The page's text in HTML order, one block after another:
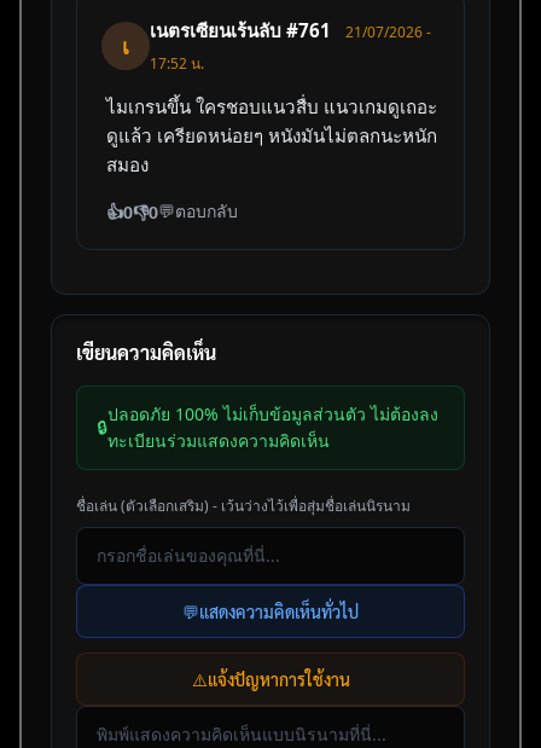
เ
เนตรเซียนเร้นลับ #761
21/07/2026 -
17:52 น.
ไมเกรนขึ้น ใครชอบแนวสื่บ แนวเกมดูเถอะ
ดูแล้ว เครียดหน่อยๆ หนังมันไม่ตลกนะหนัก
สมอง
👍0👎0💬ตอบกลับ
เขียนความคิดเห็น
🔒
ปลอดภัย 100% ไม่เก็บข้อมูลส่วนตัว ไม่ต้องลง
ทะเบียนร่วมแสดงความคิดเห็น
ชื่อเล่น (ตัวเลือกเสริม) - เว้นว่างไว้เพื่อสุ่มชื่อเล่นนิรนาม
💬แสดงความคิดเห็นทั่วไป
⚠️แจ้งปัญหาการใช้งาน